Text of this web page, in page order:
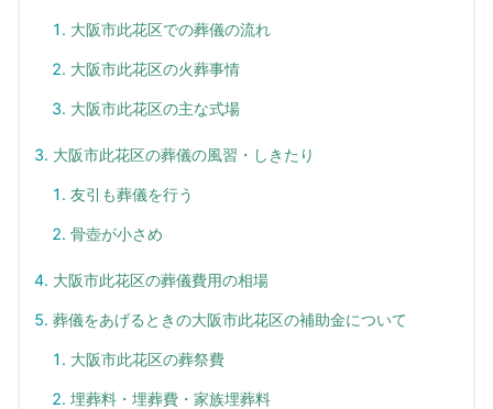
大阪市此花区での葬儀の流れ
大阪市此花区の火葬事情
大阪市此花区の主な式場
大阪市此花区の葬儀の風習・しきたり
友引も葬儀を行う
骨壺が小さめ
大阪市此花区の葬儀費用の相場
葬儀をあげるときの大阪市此花区の補助金について
大阪市此花区の葬祭費
埋葬料・埋葬費・家族埋葬料